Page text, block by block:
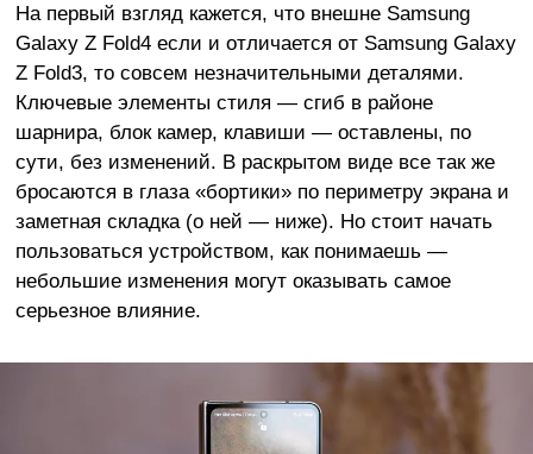
На первый взгляд кажется, что внешне Samsung
Galaxy Z Fold4 если и отличается от Samsung Galaxy
Z Fold3, то совсем незначительными деталями.
Ключевые элементы стиля — сгиб в районе
шарнира, блок камер, клавиши — оставлены, по
сути, без изменений. В раскрытом виде все так же
бросаются в глаза «бортики» по периметру экрана и
заметная складка (о ней — ниже). Но стоит начать
пользоваться устройством, как понимаешь —
небольшие изменения могут оказывать самое
серьезное влияние.